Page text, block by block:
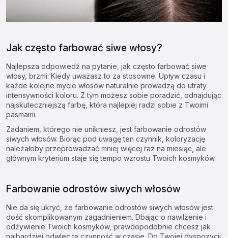
Jak często farbować siwe włosy?
Najlepsza odpowiedź na pytanie, jak często farbować siwe
włosy, brzmi: Kiedy uważasz to za stosowne. Upływ czasu i
każde kolejne mycie włosów naturalnie prowadzą do utraty
intensywności koloru. Z tym możesz sobie poradzić, odnajdując
najskuteczniejszą farbę, która najlepiej radzi sobie z Twoimi
pasmami.
Zadaniem, którego nie unikniesz, jest farbowanie odrostów
siwych włosów. Biorąc pod uwagę ten czynnik, koloryzację
należałoby przeprowadzać mniej więcej raz na miesiąc, ale
głównym kryterium staje się tempo wzrostu Twoich kosmyków.
Farbowanie odrostów siwych włosów
Nie da się ukryć, że farbowanie odrostów siwych włosów jest
dość skomplikowanym zagadnieniem. Dbając o nawilżenie i
odżywienie Twoich kosmyków, prawdopodobnie chcesz jak
najbardziej odwlec tę czynność w czasie. Do Twojej dyspozycji